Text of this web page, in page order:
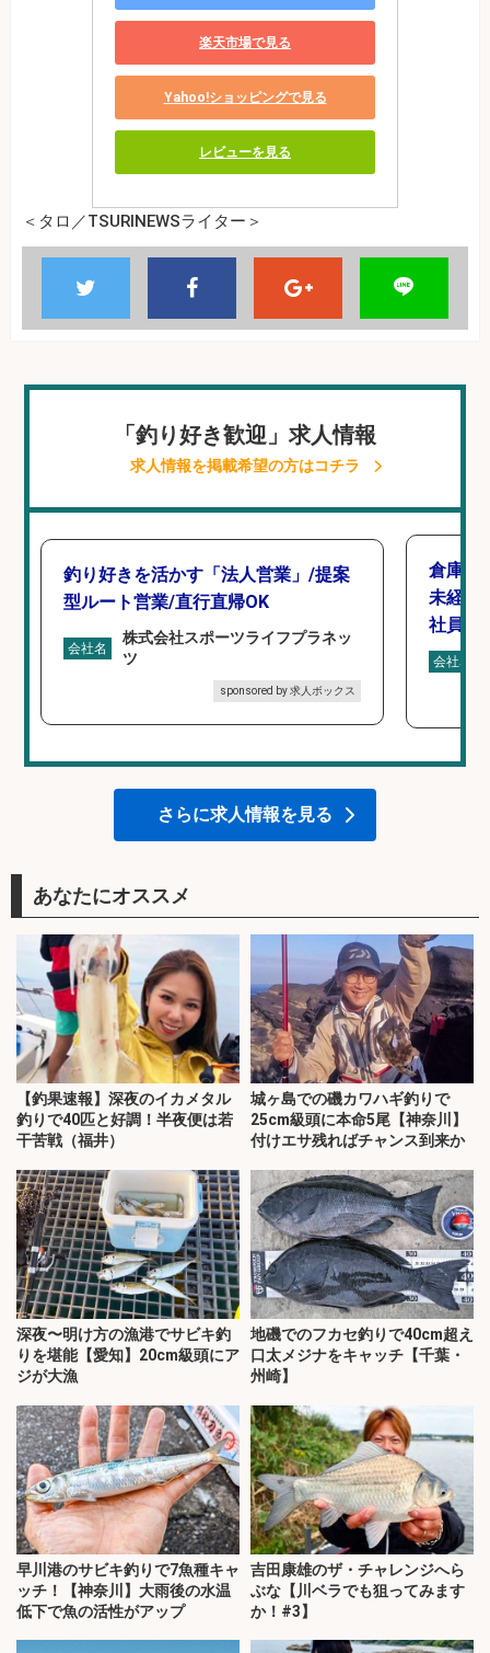
楽天市場で見る
Yahoo!ショッピングで見る
レビューを見る
＜タロ／TSURINEWSライター＞
「釣り好き歓迎」求人情報
求人情報を掲載希望の方はコチラ
釣り好きを活かす「法人営業」/提案
型ルート営業/直行直帰OK
会社名
株式会社スポーツライフプラネッ
ツ
sponsored by 求人ボックス
倉庫で
未経験
社員登
会社名
さらに求人情報を見る
あなたにオススメ
【釣果速報】深夜のイカメタル
釣りで40匹と好調！半夜便は若
干苦戦（福井）
城ヶ島での磯カワハギ釣りで
25cm級頭に本命5尾【神奈川】
付けエサ残ればチャンス到来か
深夜〜明け方の漁港でサビキ釣
りを堪能【愛知】20cm級頭にア
ジが大漁
地磯でのフカセ釣りで40cm超え
口太メジナをキャッチ【千葉・
州崎】
早川港のサビキ釣りで7魚種キャ
ッチ！【神奈川】大雨後の水温
低下で魚の活性がアップ
吉田康雄のザ・チャレンジへら
ぶな【川ベラでも狙ってみます
か！#3】